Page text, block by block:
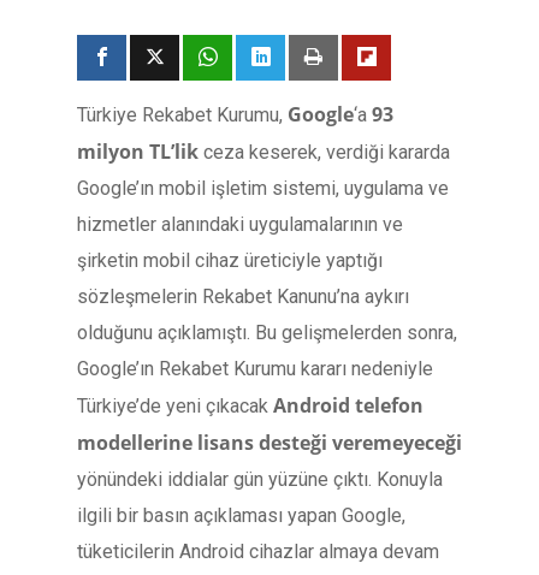
Türkiye Rekabet Kurumu, Google‘a 93
milyon TL’lik ceza keserek, verdiği kararda
Google’ın mobil işletim sistemi, uygulama ve
hizmetler alanındaki uygulamalarının ve
şirketin mobil cihaz üreticiyle yaptığı
sözleşmelerin Rekabet Kanunu’na aykırı
olduğunu açıklamıştı. Bu gelişmelerden sonra,
Google’ın Rekabet Kurumu kararı nedeniyle
Türkiye’de yeni çıkacak Android telefon
modellerine lisans desteği veremeyeceği
yönündeki iddialar gün yüzüne çıktı. Konuyla
ilgili bir basın açıklaması yapan Google,
tüketicilerin Android cihazlar almaya devam